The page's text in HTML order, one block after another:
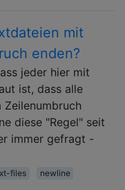
mit
enden?
jeder hier mit
ist, dass alle
Zeilenumbruch
diese "Regel" seit
immer gefragt -
files newline